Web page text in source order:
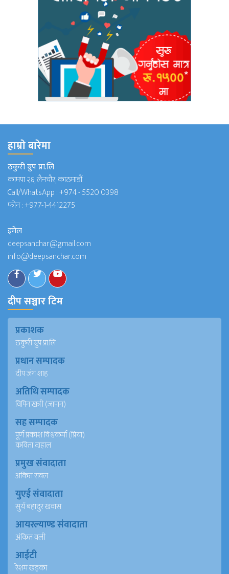
हाम्राे बारेमा
ठकुरी ग्रुप प्रा.लि
कामपा २६, लैनचौर, काठमाडौं
Call/WhatsApp :+974 - 5520 0398
फोन :+977-1-4412275
इमेल
deepsanchar@gmail.com
info@deepsanchar.com
दीप सञ्चार टिम
प्रकाशक
ठकुरी ग्रुप प्रा.लि
प्रधान सम्पादक
दीप जंग शाह
अतिथि सम्पादक
विपिन खत्री (जापान)
सह सम्पादक
पूर्ण प्रकाश विश्वकर्मा (प्रिया)
कविता दाहाल
प्रमुख संवादाता
अंकित रावल
युएई संवादाता
सुर्य बहादुर खवास
आयरल्याण्ड संवादाता
अंकित वली
आईटी
रेशम खड्का